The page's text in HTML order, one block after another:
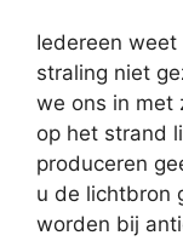
Iedereen
straling niet
we ons in met
op het strand
produceren
u de lichtbron
worden bij